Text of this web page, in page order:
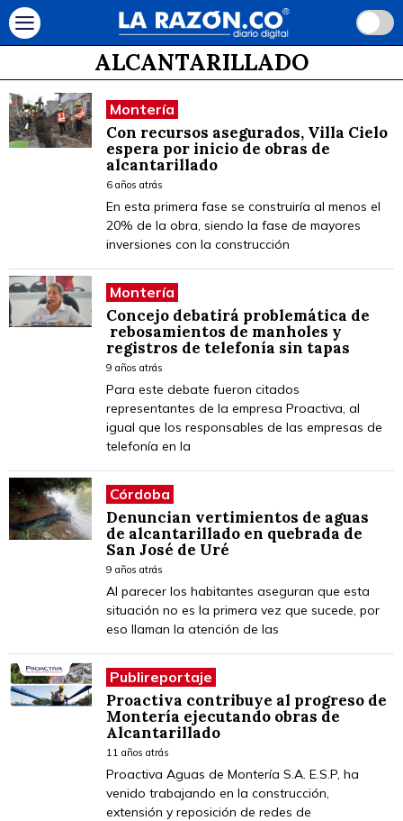
ALCANTARILLADO
Montería
Con recursos asegurados, Villa Cielo
espera por inicio de obras de
alcantarillado
6 años atrás
En esta primera fase se construiría al menos el
20% de la obra, siendo la fase de mayores
inversiones con la construcción
Montería
Concejo debatirá problemática de
rebosamientos de manholes y
registros de telefonía sin tapas
9 años atrás
Para este debate fueron citados
representantes de la empresa Proactiva, al
igual que los responsables de las empresas de
telefonía en la
Córdoba
Denuncian vertimientos de aguas
de alcantarillado en quebrada de
San José de Uré
9 años atrás
Al parecer los habitantes aseguran que esta
situación no es la primera vez que sucede, por
eso llaman la atención de las
Publireportaje
Proactiva contribuye al progreso de
Montería ejecutando obras de
Alcantarillado
11 años atrás
Proactiva Aguas de Montería S.A. E.S.P, ha
venido trabajando en la construcción,
extensión y reposición de redes de